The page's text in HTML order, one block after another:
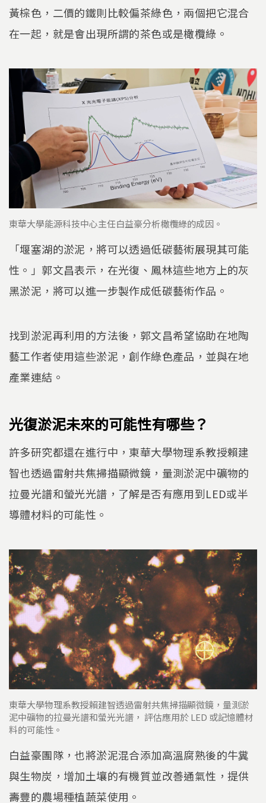
黃棕色，二價的鐵則比較偏茶綠色，兩個把它混合
在一起，就是會出現所謂的茶色或是橄欖綠。
東華大學能源科技中心主任白益豪分析橄欖綠的成因。
「堰塞湖的淤泥，將可以透過低碳藝術展現其可能
性。」郭文昌表示，在光復、鳳林這些地方上的灰
黑淤泥，將可以進一步製作成低碳藝術作品。
找到淤泥再利用的方法後，郭文昌希望協助在地陶
藝工作者使用這些淤泥，創作綠色產品，並與在地
產業連結。
光復淤泥未來的可能性有哪些？
許多研究都還在進行中，東華大學物理系教授賴建
智也透過雷射共焦掃描顯微鏡，量測淤泥中礦物的
拉曼光譜和螢光光譜，了解是否有應用到LED或半
導體材料的可能性。
東華大學物理系教授賴建智透過雷射共焦掃描顯微鏡，量測淤
泥中礦物的拉曼光譜和螢光光譜， 評估應用於 LED 或記憶體材
料的可能性。
白益豪團隊，也將淤泥混合添加高溫腐熟後的牛糞
與生物炭，增加土壤的有機質並改善通氣性，提供
壽豐的農場種植蔬菜使用。